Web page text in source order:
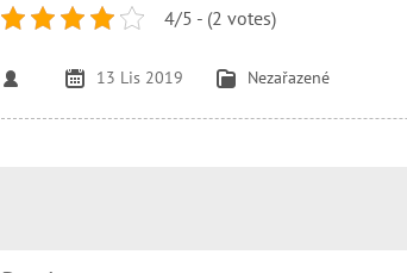
4/5 - (2 votes)
13 Lis 2019 Nezařazené